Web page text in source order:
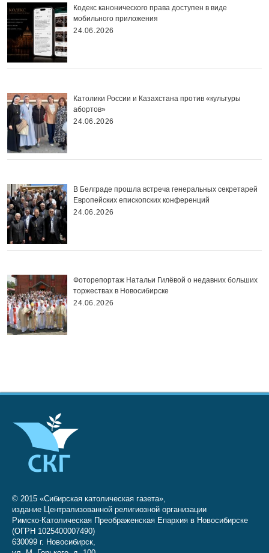
Кодекс канонического права доступен в виде
мобильного приложения
24.06.2026
Католики России и Казахстана против «культуры
абортов»
24.06.2026
В Белграде прошла встреча генеральных секретарей
Европейских епископских конференций
24.06.2026
Фоторепортаж Натальи Гилёвой о недавних больших
торжествах в Новосибирске
24.06.2026
© 2015 «Сибирская католическая газета»,
издание Централизованной религиозной организации
Римско-Католическая Преображенская Епархия в Новосибирске
(ОГРН 1025400007490)
630099 г. Новосибирск,